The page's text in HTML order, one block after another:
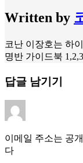
Written by
코난 이장호는 하
명반 가이드북
답글 남기기
이메일 주소는 공
다